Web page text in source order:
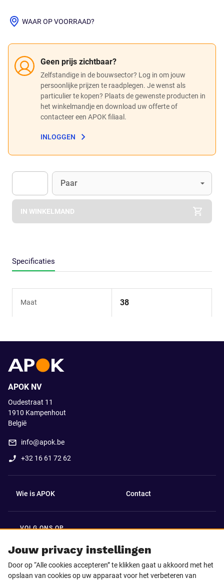
Geen prijs zichtbaar?
Zelfstandige in de bouwsector? Log in om jouw
persoonlijke prijzen te raadplegen. Je wenst als
particulier te kopen? Plaats de gewenste producten in
het winkelmandje en download uw offerte of
contacteer een APOK filiaal.
INLOGGEN
WAAR OP VOORRAAD?
Apok.Product.Detail.AddToCart.Quantity (Optioneel)
Eenheid
Paar
IN WINKELMAND
Specificaties
Maat 38
Jouw privacy instellingen
Door op “Alle cookies accepteren” te klikken gaat u akkoord met het
opslaan van cookies op uw apparaat voor het verbeteren van
APOK NV
Oudestraat 11
1910 Kampenhout
België
info@apok.be
+32 16 61 72 62
Wie is APOK Contact
VOLG ONS OP
Facebook LinkedIn
Instagram TikTok